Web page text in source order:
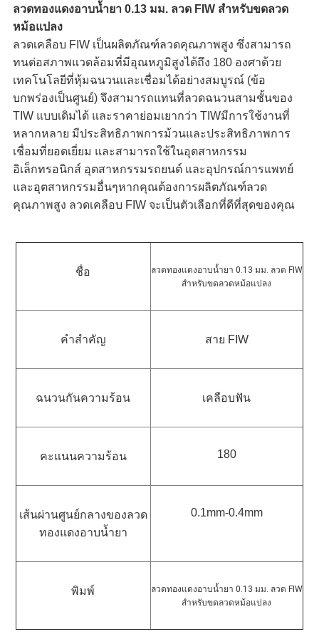
ลวดทองแดงอาบน้ำยา 0.13 มม. ลวด FIW สำหรับขดลวด
หม้อแปลง
ลวดเคลือบ FIW เป็นผลิตภัณฑ์ลวดคุณภาพสูง ซึ่งสามารถ
ทนต่อสภาพแวดล้อมที่มีอุณหภูมิสูงได้ถึง 180 องศาด้วย
เทคโนโลยีที่หุ้มฉนวนและเชื่อมได้อย่างสมบูรณ์ (ข้อ
บกพร่องเป็นศูนย์) จึงสามารถแทนที่ลวดฉนวนสามชั้นของ
TIW แบบเดิมได้ และราคาย่อมเยากว่า TIWมีการใช้งานที่
หลากหลาย มีประสิทธิภาพการม้วนและประสิทธิภาพการ
เชื่อมที่ยอดเยี่ยม และสามารถใช้ในอุตสาหกรรม
อิเล็กทรอนิกส์ อุตสาหกรรมรถยนต์ และอุปกรณ์การแพทย์
และอุตสาหกรรมอื่นๆหากคุณต้องการผลิตภัณฑ์ลวด
คุณภาพสูง ลวดเคลือบ FIW จะเป็นตัวเลือกที่ดีที่สุดของคุณ
ชื่อ
ลวดทองแดงอาบน้ำยา 0.13 มม. ลวด FIW
สำหรับขดลวดหม้อแปลง
คำสำคัญ สาย FIW
ฉนวนกันความร้อน เคลือบฟัน
คะแนนความร้อน 180
เส้นผ่านศูนย์กลางของลวด
ทองแดงอาบน้ำยา
0.1mm-0.4mm
พิมพ์
ลวดทองแดงอาบน้ำยา 0.13 มม. ลวด FIW
สำหรับขดลวดหม้อแปลง